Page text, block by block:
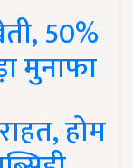
50%
मुनाफा
होम